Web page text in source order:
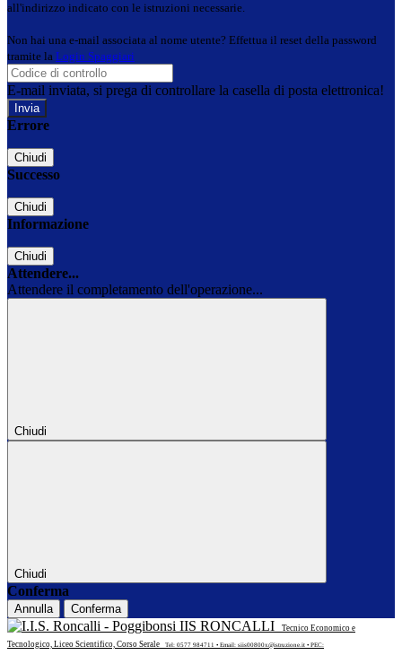
all'indirizzo indicato con le istruzioni necessarie.
Non hai una e-mail associata al nome utente? Effettua il reset della password
tramite la Login Spaggiari
E-mail inviata, si prega di controllare la casella di posta elettronica!
Errore
Chiudi
Successo
Chiudi
Informazione
Chiudi
Attendere...
Attendere il completamento dell'operazione...
Chiudi
Chiudi
Conferma
Annulla Conferma
IIS RONCALLI
Tecnico Economico e
Tecnologico, Liceo Scientifico, Corso Serale
Tel: 0577 984711 • Email: siis00800x@istruzione.it • PEC: